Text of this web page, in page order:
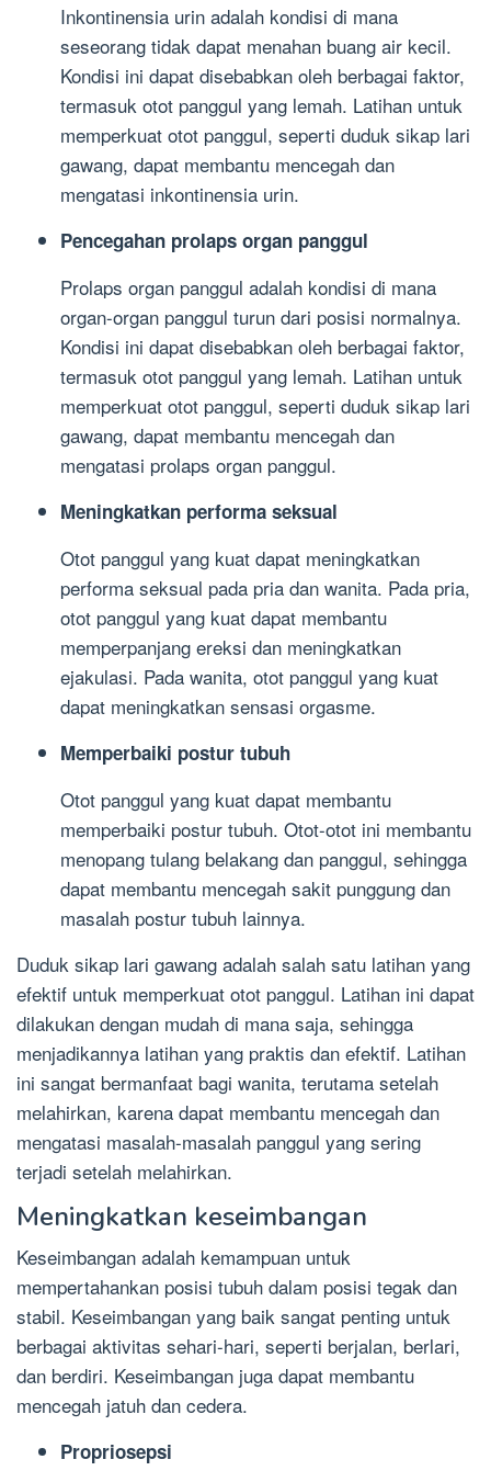
Inkontinensia urin adalah kondisi di mana
seseorang tidak dapat menahan buang air kecil.
Kondisi ini dapat disebabkan oleh berbagai faktor,
termasuk otot panggul yang lemah. Latihan untuk
memperkuat otot panggul, seperti duduk sikap lari
gawang, dapat membantu mencegah dan
mengatasi inkontinensia urin.
Pencegahan prolaps organ panggul
Prolaps organ panggul adalah kondisi di mana
organ-organ panggul turun dari posisi normalnya.
Kondisi ini dapat disebabkan oleh berbagai faktor,
termasuk otot panggul yang lemah. Latihan untuk
memperkuat otot panggul, seperti duduk sikap lari
gawang, dapat membantu mencegah dan
mengatasi prolaps organ panggul.
Meningkatkan performa seksual
Otot panggul yang kuat dapat meningkatkan
performa seksual pada pria dan wanita. Pada pria,
otot panggul yang kuat dapat membantu
memperpanjang ereksi dan meningkatkan
ejakulasi. Pada wanita, otot panggul yang kuat
dapat meningkatkan sensasi orgasme.
Memperbaiki postur tubuh
Otot panggul yang kuat dapat membantu
memperbaiki postur tubuh. Otot-otot ini membantu
menopang tulang belakang dan panggul, sehingga
dapat membantu mencegah sakit punggung dan
masalah postur tubuh lainnya.
Duduk sikap lari gawang adalah salah satu latihan yang
efektif untuk memperkuat otot panggul. Latihan ini dapat
dilakukan dengan mudah di mana saja, sehingga
menjadikannya latihan yang praktis dan efektif. Latihan
ini sangat bermanfaat bagi wanita, terutama setelah
melahirkan, karena dapat membantu mencegah dan
mengatasi masalah-masalah panggul yang sering
terjadi setelah melahirkan.
Meningkatkan keseimbangan
Keseimbangan adalah kemampuan untuk
mempertahankan posisi tubuh dalam posisi tegak dan
stabil. Keseimbangan yang baik sangat penting untuk
berbagai aktivitas sehari-hari, seperti berjalan, berlari,
dan berdiri. Keseimbangan juga dapat membantu
mencegah jatuh dan cedera.
Propriosepsi